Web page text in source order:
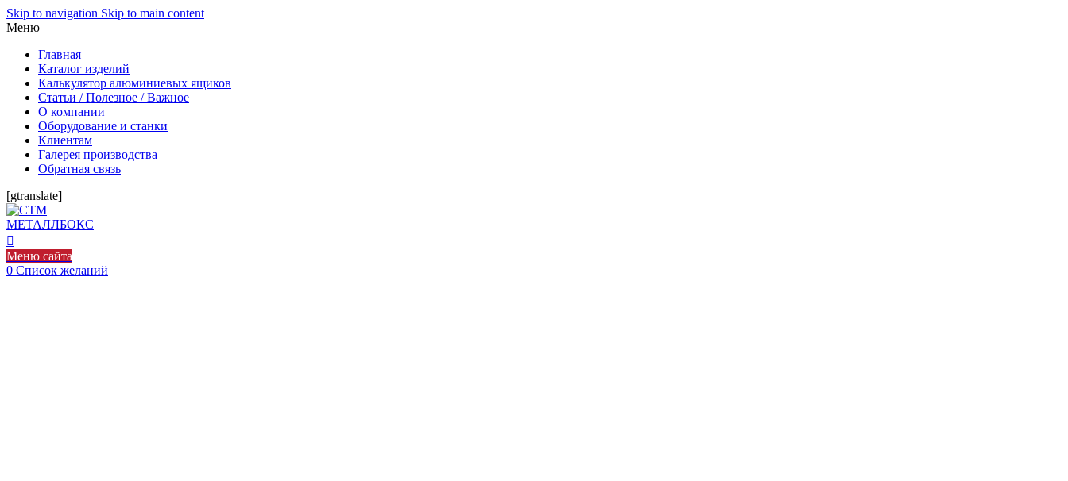
Skip to navigation Skip to main content
Меню
Главная
Каталог изделий
Калькулятор алюминиевых ящиков
Статьи / Полезное / Важное
О компании
Оборудование и станки
Клиентам
Галерея производства
Обратная связь
[gtranslate]
Меню сайта
0 Список желаний